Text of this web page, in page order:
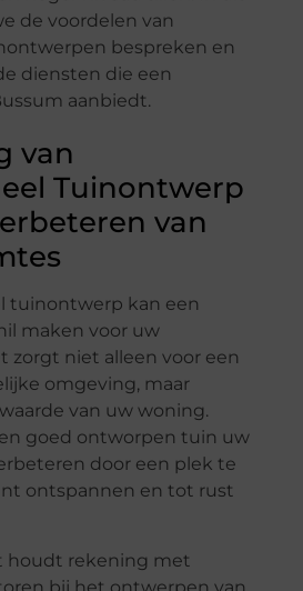
de voordelen van
bespreken en
diensten die een
aanbiedt.
van
Tuinontwerp
van
tuinontwerp kan een
maken voor uw
zorgt niet alleen voor een
omgeving, maar
van uw woning.
goed ontworpen tuin uw
door een plek te
ontspannen en tot rust
houdt rekening met